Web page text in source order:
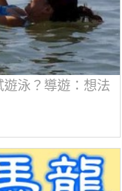
泳？導遊：想法